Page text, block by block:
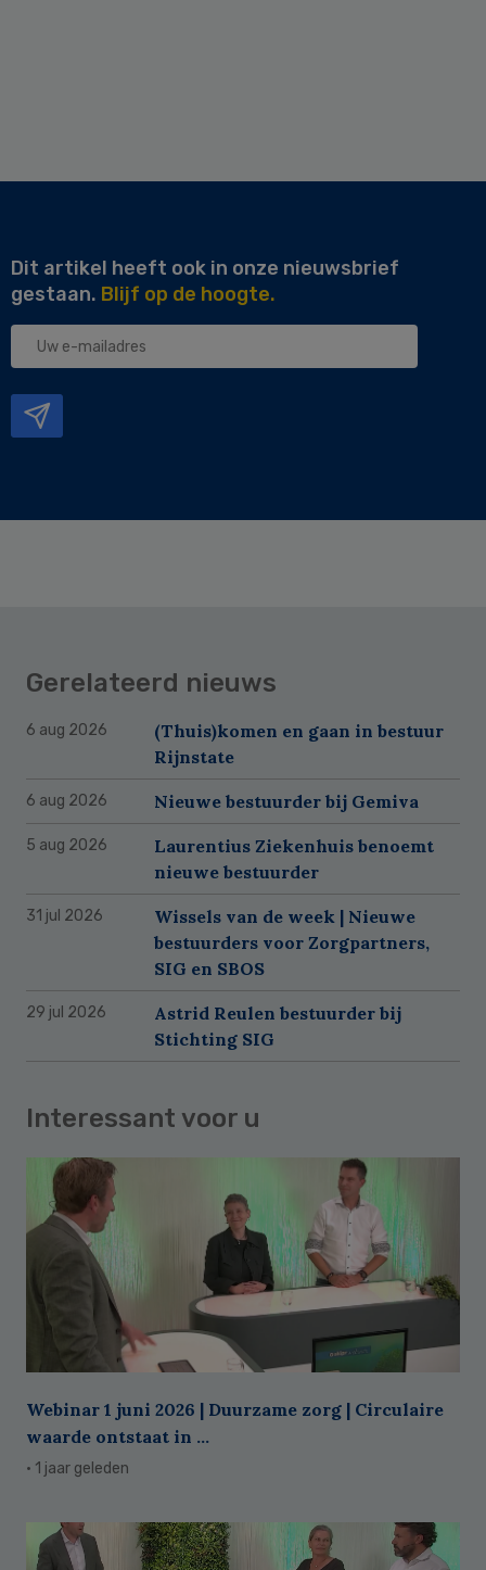
Dit artikel heeft ook in onze nieuwsbrief
gestaan. Blijf op de hoogte.
Uw
Gerelateerd nieuws
6 aug 2026
(Thuis)komen en gaan in bestuur
Rijnstate
6 aug 2026 Nieuwe bestuurder bij Gemiva
5 aug 2026
Laurentius Ziekenhuis benoemt
nieuwe bestuurder
31 jul 2026
Wissels van de week | Nieuwe
bestuurders voor Zorgpartners,
SIG en SBOS
29 jul 2026
Astrid Reulen bestuurder bij
Stichting SIG
Interessant voor u
Webinar 1 juni 2026 | Duurzame zorg | Circulaire
waarde ontstaat in ...
· 1 jaar geleden